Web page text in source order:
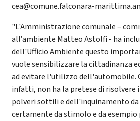
cea@comune.falconara-
"L'Amministrazione comunale –
all’ambiente Matteo Astolfi - ha
dell'Ufficio Ambiente questo
vuole sensibilizzare la cittadinanza
ad evitare l'utilizzo dell'automobile.
infatti, non ha la pretese di risolvere
polveri sottili e dell'inquinamento
certamente da stimolo e da esempio